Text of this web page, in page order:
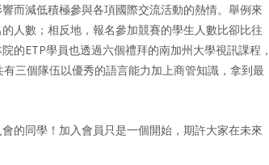
而減低積極參與各項國際交流活動的熱情。舉例來
人數；相反地，報名參加競賽的學生人數比卻比往
的ETP學員也透過六個禮拜的南加州大學視訊課程，
三個隊伍以優秀的語言能力加上商管知識，拿到最
的同學！加入會員只是一個開始，期許大家在未來